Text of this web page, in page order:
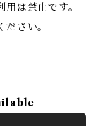
は禁止です。
さい。